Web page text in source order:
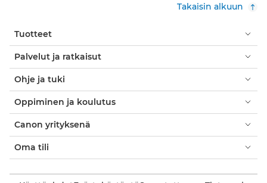
Takaisin alkuun
Tuotteet
Palvelut ja ratkaisut
Ohje ja tuki
Oppiminen ja koulutus
Canon yrityksenä
Oma tili